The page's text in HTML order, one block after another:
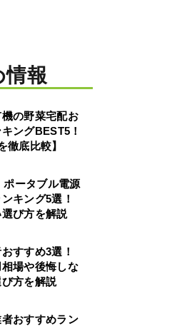
情報
の野菜宅配お
ングBEST5！
徹底比較】
ポータブル電源
ンキング5選！
び方を解説
おすすめ3選！
場や後悔しな
方を解説
おすすめラン